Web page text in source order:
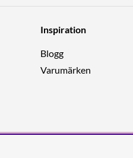
Inspiration
Blogg
Varumärken